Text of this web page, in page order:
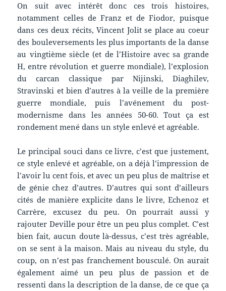
On suit avec intérêt donc ces trois histoires,
notamment celles de Franz et de Fiodor, puisque
dans ces deux récits, Vincent Jolit se place au coeur
des bouleversements les plus importants de la danse
au vingtième siècle (et de l’Histoire avec sa grande
H, entre révolution et guerre mondiale), l’explosion
du carcan classique par Nijinski, Diaghilev,
Stravinski et bien d’autres à la veille de la première
guerre mondiale, puis l’avénement du post-
modernisme dans les années 50-60. Tout ça est
rondement mené dans un style enlevé et agréable.
Le principal souci dans ce livre, c’est que justement,
ce style enlevé et agréable, on a déjà l’impression de
l’avoir lu cent fois, et avec un peu plus de maîtrise et
de génie chez d’autres. D’autres qui sont d’ailleurs
cités de manière explicite dans le livre, Echenoz et
Carrère, excusez du peu. On pourrait aussi y
rajouter Deville pour être un peu plus complet. C’est
bien fait, aucun doute là-dessus, c’est très agréable,
on se sent à la maison. Mais au niveau du style, du
coup, on n’est pas franchement bousculé. On aurait
également aimé un peu plus de passion et de
ressenti dans la description de la danse, de ce que ça